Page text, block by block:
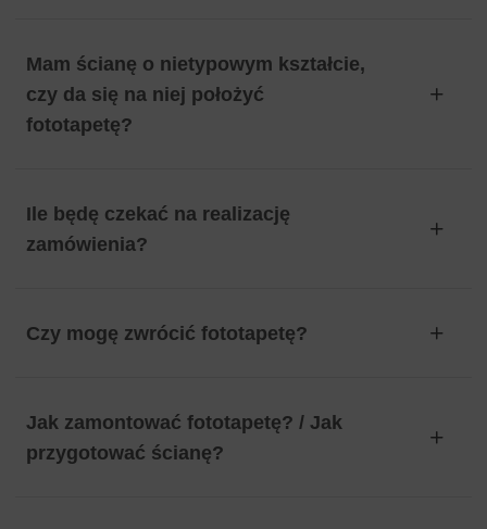
Mam ścianę o nietypowym kształcie,
czy da się na niej położyć
fototapetę?
Ile będę czekać na realizację
zamówienia?
Czy mogę zwrócić fototapetę?
Jak zamontować fototapetę? / Jak
przygotować ścianę?